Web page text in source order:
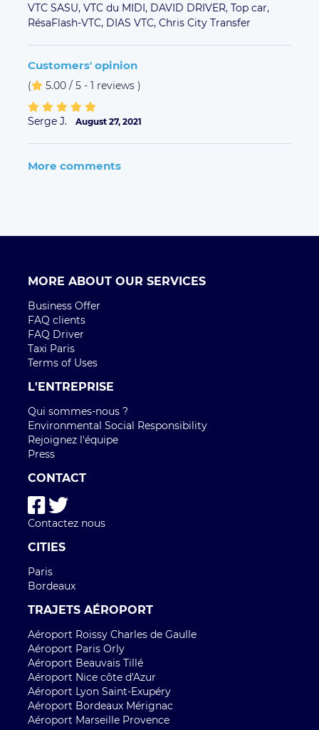
VTC SASU, VTC du MIDI, DAVID DRIVER, Top car,
RésaFlash-VTC, DIAS VTC, Chris City Transfer
Customers' opinion
( 5.00 / 5 - 1 reviews )
Serge J. August 27, 2021
More comments
MORE ABOUT OUR SERVICES
Business Offer
FAQ clients
FAQ Driver
Taxi Paris
Terms of Uses
L'ENTREPRISE
Qui sommes-nous ?
Environmental Social Responsibility
Rejoignez l'équipe
Press
CONTACT
Contactez nous
CITIES
Paris
Bordeaux
TRAJETS AÉROPORT
Aéroport Roissy Charles de Gaulle
Aéroport Paris Orly
Aéroport Beauvais Tillé
Aéroport Nice côte d'Azur
Aéroport Lyon Saint-Exupéry
Aéroport Bordeaux Mérignac
Aéroport Marseille Provence